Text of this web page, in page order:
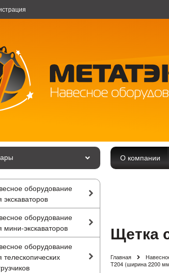
О компании
оборудование
экскаваторов
оборудование
мини-экскаваторов
оборудование
телескопических
Щетка
Главная
T204 (ширина 2200